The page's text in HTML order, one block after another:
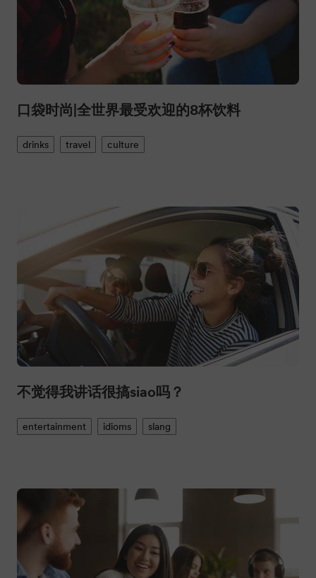
口袋时尚|全世界最受欢迎的8杯饮料
drinks travel culture
不觉得我讲话很搞siao吗？
entertainment idioms slang